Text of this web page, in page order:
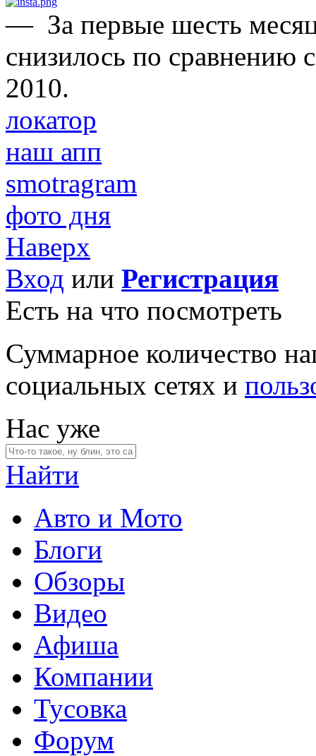
— За первые шесть
снизилось по сравнению
2010.
локатор
наш апп
smotragram
фото дня
Наверх
Вход или Регистрация
Есть на что посмотреть
Суммарное количество
социальных сетях и
Нас уже
Найти
Авто и Мото
Блоги
Обзоры
Видео
Афиша
Компании
Тусовка
Форум